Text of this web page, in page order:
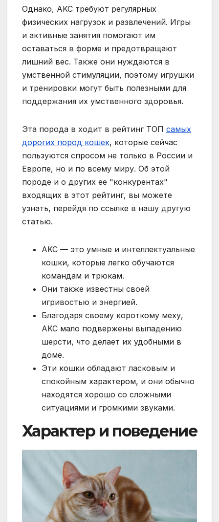
Однако, AKC требуют регулярных
физических нагрузок и развлечений. Игры
и активные занятия помогают им
оставаться в форме и предотвращают
лишний вес. Также они нуждаются в
умственной стимуляции, поэтому игрушки
и тренировки могут быть полезными для
поддержания их умственного здоровья.
Эта порода в ходит в рейтинг ТОП самых
дорогих пород кошек, которые сейчас
пользуются спросом не только в России и
Европе, но и по всему миру. Об этой
породе и о других ее "конкурентах"
входящих в этот рейтинг, вы можете
узнать, перейдя по ссылке в нашу другую
статью.
AKC — это умные и интеллектуальные
кошки, которые легко обучаются
командам и трюкам.
Они также известны своей
игривостью и энергией.
Благодаря своему короткому меху,
AKC мало подвержены выпадению
шерсти, что делает их удобными в
доме.
Эти кошки обладают ласковым и
спокойным характером, и они обычно
находятся хорошо со сложными
ситуациями и громкими звуками.
Характер и поведение